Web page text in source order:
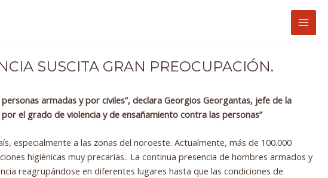
Main
SUSCITA GRAN PREOCUPACIÓN.
armadas y por civiles”, declara Georgios Georgantas, jefe de la
el grado de violencia y de ensañamiento contra las personas”
especialmente a las zonas del noroeste. Actualmente, más de 100.000
higiénicas muy precarias.. La continua presencia de hombres armados y
reagrupándose en diferentes lugares hasta que las condiciones de